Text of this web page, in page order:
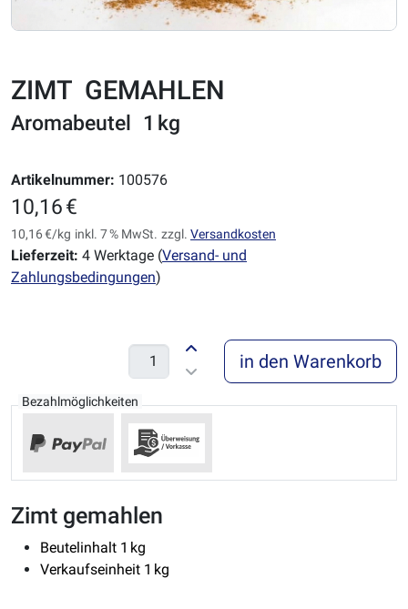
ZIMT GEMAHLEN
Aromabeutel 1 kg
Artikelnummer: 100576
10,16 €
10,16 €/kg inkl. 7 % MwSt. zzgl. Versandkosten
Lieferzeit: 4 Werktage (Versand- und
Zahlungsbedingungen)
in den Warenkorb
Bezahlmöglichkeiten
Zimt gemahlen
Beutelinhalt 1 kg
Verkaufseinheit 1 kg